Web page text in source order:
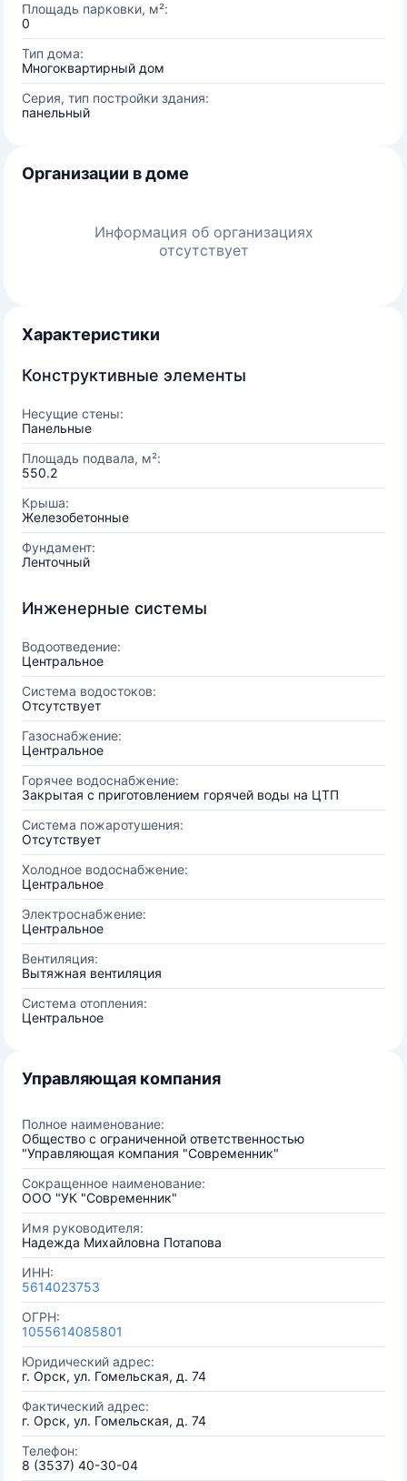
Площадь парковки, м²:
0
Тип дома:
Многоквартирный дом
Серия, тип постройки здания:
панельный
Организации в доме
Информация об организациях
отсутствует
Характеристики
Конструктивные элементы
Несущие стены:
Панельные
Площадь подвала, м²:
550.2
Крыша:
Железобетонные
Фундамент:
Ленточный
Инженерные системы
Водоотведение:
Центральное
Система водостоков:
Отсутствует
Газоснабжение:
Центральное
Горячее водоснабжение:
Закрытая с приготовлением горячей воды на ЦТП
Система пожаротушения:
Отсутствует
Холодное водоснабжение:
Центральное
Электроснабжение:
Центральное
Вентиляция:
Вытяжная вентиляция
Система отопления:
Центральное
Управляющая компания
Полное наименование:
Общество с ограниченной ответственностью
"Управляющая компания "Современник"
Сокращенное наименование:
ООО "УК "Современник"
Имя руководителя:
Надежда Михайловна Потапова
ИНН:
5614023753
ОГРН:
1055614085801
Юридический адрес:
г. Орск, ул. Гомельская, д. 74
Фактический адрес:
г. Орск, ул. Гомельская, д. 74
Телефон:
8 (3537) 40-30-04